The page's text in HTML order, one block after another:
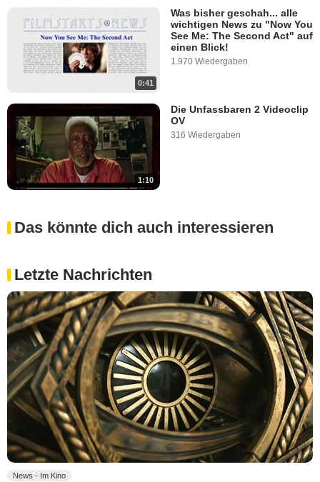
0:41
Was bisher geschah... alle
wichtigen News zu "Now You
See Me: The Second Act" auf
einen Blick!
1.970 Wiedergaben
1:10
Die Unfassbaren 2 Videoclip
OV
316 Wiedergaben
Das könnte dich auch interessieren
Letzte Nachrichten
News - Im Kino